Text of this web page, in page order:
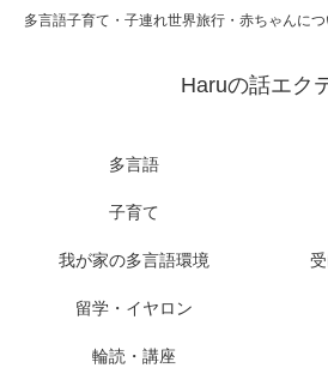
多言語子育て・子連れ世界旅行・赤ちゃんに
Haruの話エク
多言語
子育て
我が家の多言語環境
留学・イヤロン
輪読・講座